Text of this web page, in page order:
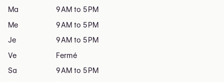
Ma
9 AM to 5 PM
Me
9 AM to 5 PM
Je
9 AM to 5 PM
Ve
Fermé
Sa
9 AM to 5 PM